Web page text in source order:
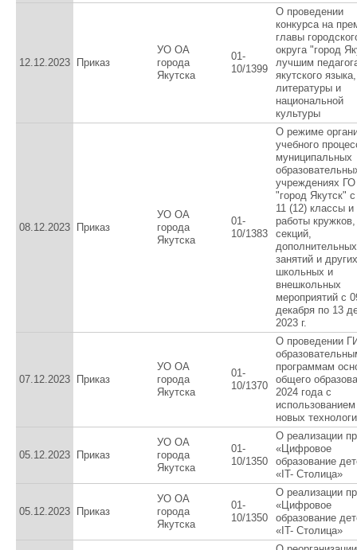
12.12.2023 Приказ
УО ОА
города
Якутска
01-
10/1399
О проведении
конкурса на
главы
округа "город
лучшим
якутского языка,
литературы и
национальной
культуры
08.12.2023 Приказ
УО ОА
города
Якутска
01-
10/1383
О режиме
учебного
муниципальных
учреждениях ГО
"город Якутск"
11 (12) классы и
работы кружков,
секций,
дополнительных
занятий и других
школьных и
внешкольных
мероприятий с
декабря по 13
2023 г.
07.12.2023 Приказ
УО ОА
города
Якутска
01-
10/1370
О проведении
программам
общего
2024 года с
использованием
новых
05.12.2023 Приказ
УО ОА
города
Якутска
01-
10/1350
О реализации
«Цифровое
образование
«IT- Столица»
05.12.2023 Приказ
УО ОА
города
Якутска
01-
10/1350
О реализации
«Цифровое
образование
«IT- Столица»